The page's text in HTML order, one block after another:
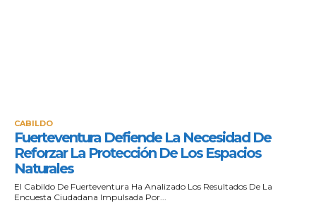
CABILDO
Fuerteventura Defiende La Necesidad De
Reforzar La Protección De Los Espacios
Naturales
El Cabildo De Fuerteventura Ha Analizado Los Resultados De La
Encuesta Ciudadana Impulsada Por...